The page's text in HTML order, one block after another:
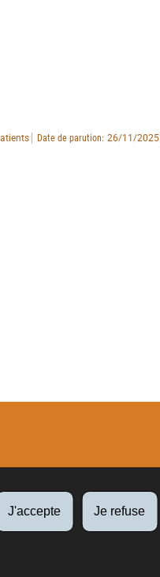
J'accepte Je refuse
Date de parution 26/11/2025